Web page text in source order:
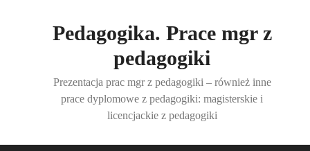
Pedagogika. Prace mgr z
pedagogiki
Prezentacja prac mgr z pedagogiki – również inne
prace dyplomowe z pedagogiki: magisterskie i
licencjackie z pedagogiki